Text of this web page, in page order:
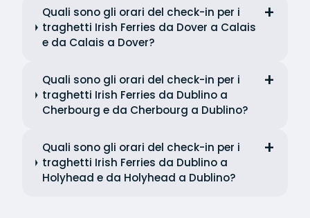
Quali sono gli orari del check-in per i
traghetti Irish Ferries da Dover a Calais
e da Calais a Dover?
Quali sono gli orari del check-in per i
traghetti Irish Ferries da Dublino a
Cherbourg e da Cherbourg a Dublino?
Quali sono gli orari del check-in per i
traghetti Irish Ferries da Dublino a
Holyhead e da Holyhead a Dublino?